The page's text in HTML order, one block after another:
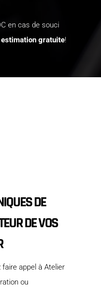
en cas de souci
estimation gratuite!
DE
DE VOS
appel à Atelier
ou